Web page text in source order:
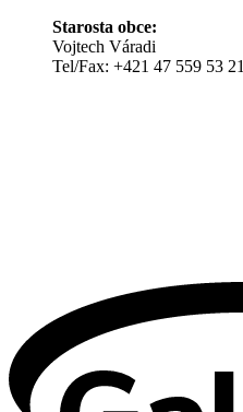
Starosta obce:
Vojtech Váradi
Tel/Fax: +421 47 559 53 21